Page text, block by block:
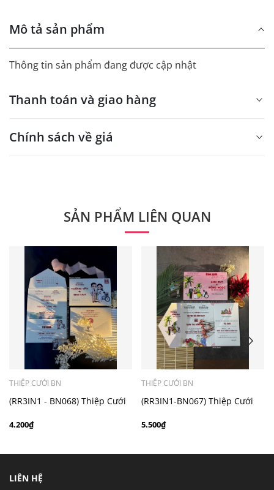
Mô tả sản phẩm
Thông tin sản phẩm đang được cập nhật
Thanh toán và giao hàng
Chính sách về giá
Quý khách vui lòng liên hệ để có thông tin chính xác.
- Mẫu dưới 3000 giá chưa bao gồm bản đồ, quý khách
có nhu cầu in bản đồ sẽ có mức phí 300 - 500 đồng 1
thiệp tuỳ chất liệu.
SẢN PHẨM LIÊN QUAN
THIỆP CƯỚI BN
(RR3IN1 - BN068) Thiệp Cưới
4.200₫
THIỆP CƯỚI BN
(RR3IN1-BN067) Thiệp Cưới
5.500₫
LIÊN HỆ